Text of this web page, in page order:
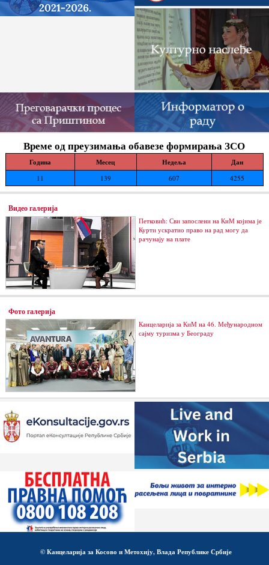
Време од преузимања обавезе формирања ЗСО
Година Месец Недеља Дан
11 139 607 4255
Видео галерија
Петковић: Сви запослени на КиМ којима је
Курти ускратио право на рад могу да
рачунају на плате
Фото галерија
Канцеларија за КиМ на 46. Међународном
сајму туризма у Београду
© Канцеларија за Косово и Метохију, Влада Републике Србије